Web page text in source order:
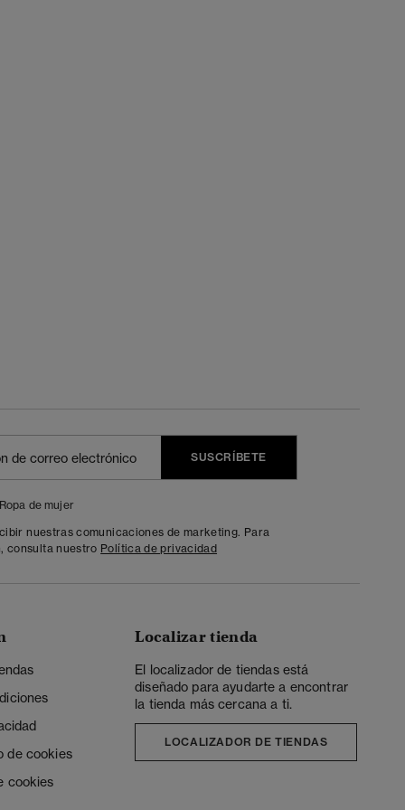
SUSCRÍBETE
de mujer
nuestras comunicaciones de marketing. Para
consulta nuestro Política de privacidad
de cookies
cookies
Localizar tienda
El localizador de tiendas está
diseñado para ayudarte a encontrar
la tienda más cercana a ti.
LOCALIZADOR DE TIENDAS